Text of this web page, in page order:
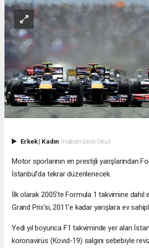
Erkek| Kadın (Haberi Sesli Oku)
Motor sporlarının en prestijli yarışlarından
İstanbul'da tekrar düzenlenecek.
İlk olarak 2005'te Formula 1 takvimine dahil
Grand Prix'si, 2011'e kadar yarışlara ev
Yedi yıl boyunca F1 takviminde yer alan
koronavirüs (Kovid-19) salgını sebebiyle